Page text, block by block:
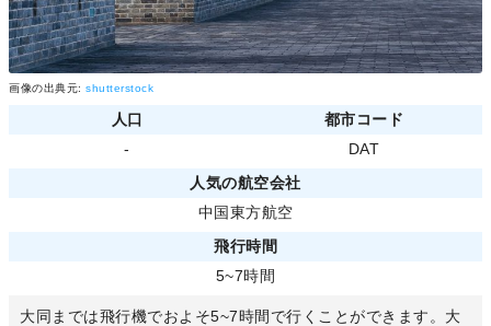
画像の出典元: shutterstock
人口
都市コード
-
DAT
人気の航空会社
中国東方航空
飛行時間
5~7時間
大同までは飛行機でおよそ5~7時間で行くことができます。大